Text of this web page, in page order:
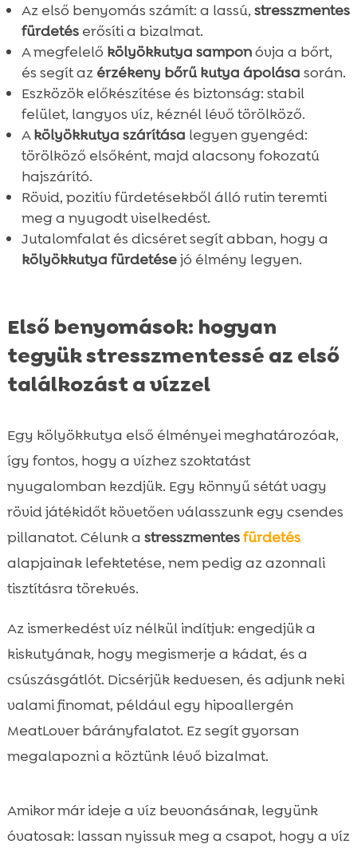
ápolás összehangolása
Évszakos sajátosságok: téli és nyári
fürdetés praktikumai
Összefoglaló
 FAQ
Az első benyomás számít: a lassú, stresszmentes
fürdetéserősíti a bizalmat.
A megfelelő kölyökkutya samponóvja a bőrt,
és segít az érzékeny bőrű kutya ápolása során.
Eszközök előkészítése és biztonság: stabil
felület, langyos víz, kéznél lévő törölköző.
Akölyökkutya szárítása legyen gyengéd:
törölköző elsőként, majd alacsony fokozatú
hajszárító.
Rövid, pozitív fürdetésekből álló rutin teremti
meg a nyugodt viselkedést.
Jutalomfalat és dicséret segít abban, hogy a
kölyökkutya fürdetésejó élmény legyen.
Első benyomások: hogyan
tegyük stresszmentessé az első
találkozást a vízzel
Egy kölyökkutya első élményei meghatározóak,
így fontos, hogy a vízhez szoktatást
nyugalomban kezdjük. Egy könnyű sétát vagy
rövid játékidőt követően válasszunk egy csendes
pillanatot. Célunk a stresszmentesfürdetés
alapjainak lefektetése, nem pedig az azonnali
tisztításra törekvés.
Az ismerkedést víz nélkül indítjuk: engedjük a
kiskutyának, hogy megismerje a kádat, és a
csúszásgátlót. Dicsérjük kedvesen, és adjunk neki
valami finomat, például egy hipoallergén
MeatLover bárányfalatot. Ez segít gyorsan
megalapozni a köztünk lévő bizalmat.
Amikor már ideje a víz bevonásának, legyünk
óvatosak: lassan nyissuk meg a csapot, hogy a víz